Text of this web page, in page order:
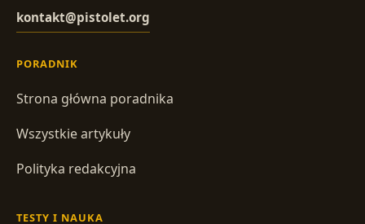
kontakt@pistolet.org
PORADNIK
Strona główna poradnika
Wszystkie artykuły
Polityka redakcyjna
TESTY I NAUKA